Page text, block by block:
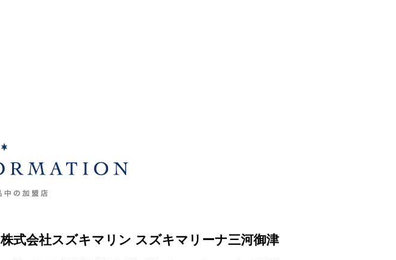
株式会社スズキマリン スズキマリーナ三河御津